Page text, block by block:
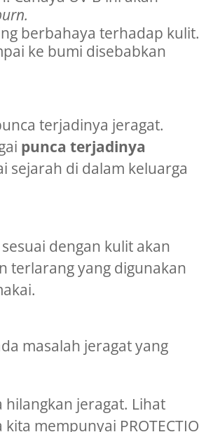
berbahaya terhadap
ke bumi disebabkan
terjadinya jeragat.
punca terjadinya
sejarah di dalam keluarga
dengan kulit akan
terlarang yang digunakan
masalah jeragat yang
hilangkan jeragat. Lihat
mempunyai